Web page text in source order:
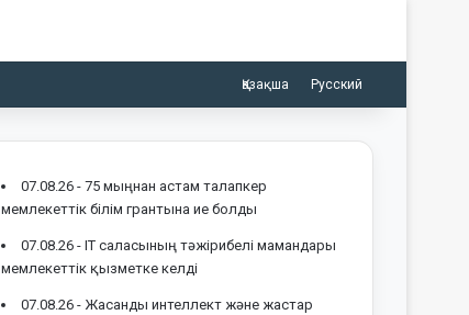
Қазақша Русский
07.08.26 -75 мыңнан астам талапкер
мемлекеттік білім грантына ие болды
07.08.26 -IT саласының тәжірибелі мамандары
мемлекеттік қызметке келді
07.08.26 - Жасанды интеллект және жастар